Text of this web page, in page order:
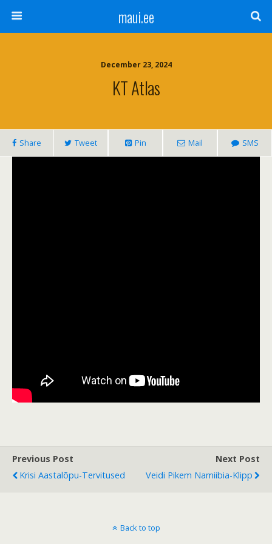
maui.ee
December 23, 2024
KT Atlas
Share Tweet Pin Mail SMS
Previous Post
Krisi Aastalõpu-Tervitused
Next Post
Veidi Pikem Namiibia-Klipp
Back to top